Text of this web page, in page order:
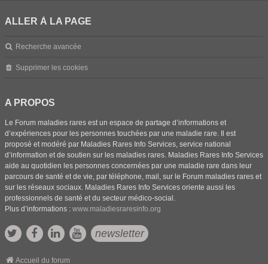
ALLER À LA PAGE
Recherche avancée
Supprimer les cookies
A PROPOS
Le Forum maladies rares est un espace de partage d’informations et
d’expériences pour les personnes touchées par une maladie rare. Il est
proposé et modéré par Maladies Rares Info Services, service national
d’information et de soutien sur les maladies rares. Maladies Rares Info Services
aide au quotidien les personnes concernées par une maladie rare dans leur
parcours de santé et de vie, par téléphone, mail, sur le Forum maladies rares et
sur les réseaux sociaux. Maladies Rares Info Services oriente aussi les
professionnels de santé et du secteur médico-social.
Plus d’informations : www.maladiesraresinfo.org
newsletter
Accueil du forum